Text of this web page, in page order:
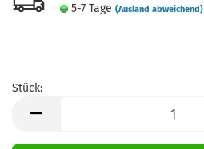
5-7 Tage (Ausland abweichend)
Stück: